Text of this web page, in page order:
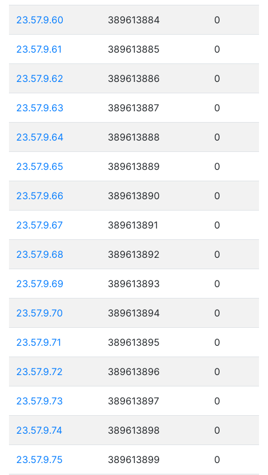
23.57.9.60 389613884 0
23.57.9.61 389613885 0
23.57.9.62 389613886 0
23.57.9.63 389613887 0
23.57.9.64 389613888 0
23.57.9.65 389613889 0
23.57.9.66 389613890 0
23.57.9.67 389613891 0
23.57.9.68 389613892 0
23.57.9.69 389613893 0
23.57.9.70 389613894 0
23.57.9.71 389613895 0
23.57.9.72 389613896 0
23.57.9.73 389613897 0
23.57.9.74 389613898 0
23.57.9.75 389613899 0